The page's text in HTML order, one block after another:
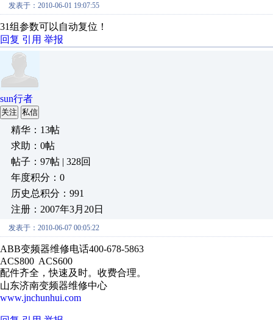
发表于：2010-06-01 19:07:55
31组参数可以自动复位！
回复 引用 举报
sun行者
关注 私信
精华：13帖
求助：0帖
帖子：97帖 | 328回
年度积分：0
历史总积分：991
注册：2007年3月20日
发表于：2010-06-07 00:05:22
ABB变频器维修电话400-678-5863
ACS800 ACS600
配件齐全，快速及时。收费合理。
山东济南变频器维修中心
www.jnchunhui.com